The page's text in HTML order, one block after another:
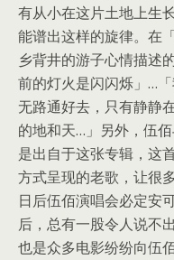
有从小在这片土地上生
能谱出这样的旋律。在
乡背井的游子心情描述
前的灯火是闪闪烁」…
无路通好去，只有静静
的地和天…」另外，伍
是出自于这张专辑，这
方式呈现的老歌，让很
日后伍佰演唱会必定安
后，总有一股令人说不
也是众多电影纷纷向伍